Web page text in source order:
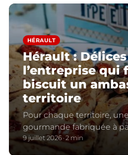
HÉRAULT
Hérault :
l’entreprise qui
biscuit un
territoire
Pour chaque territoire,
gourmande fabriquée à
premières locales.
9 juillet 2026 2 min